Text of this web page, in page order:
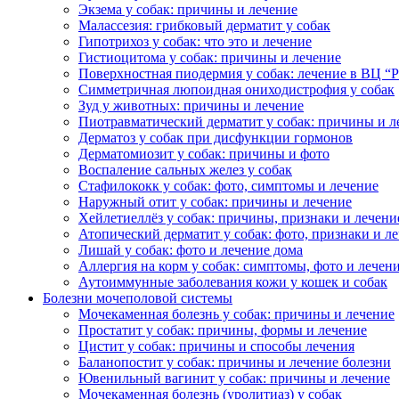
Экзема у собак: причины и лечение
Малассезия: грибковый дерматит у собак
Гипотрихоз у собак: что это и лечение
Гистиоцитома у собак: причины и лечение
Поверхностная пиодермия у собак: лечение в ВЦ
Симметричная люпоидная ониходистрофия у собак
Зуд у животных: причины и лечение
Пиотравматический дерматит у собак: причины и
Дерматоз у собак при дисфункции гормонов
Дерматомиозит у собак: причины и фото
Воспаление сальных желез у собак
Стафилококк у собак: фото, симптомы и лечение
Наружный отит у собак: причины и лечение
Хейлетиеллёз у собак: причины, признаки и
Атопический дерматит у собак: фото, признаки и
Лишай у собак: фото и лечение дома
Аллергия на корм у собак: симптомы, фото и
Аутоиммунные заболевания кожи у кошек и собак
Болезни мочеполовой системы
Мочекаменная болезнь у собак: причины и лечение
Простатит у собак: причины, формы и лечение
Цистит у собак: причины и способы лечения
Баланопостит у собак: причины и лечение болезни
Ювенильный вагинит у собак: причины и лечение
Мочекаменная болезнь (уролитиаз) у собак